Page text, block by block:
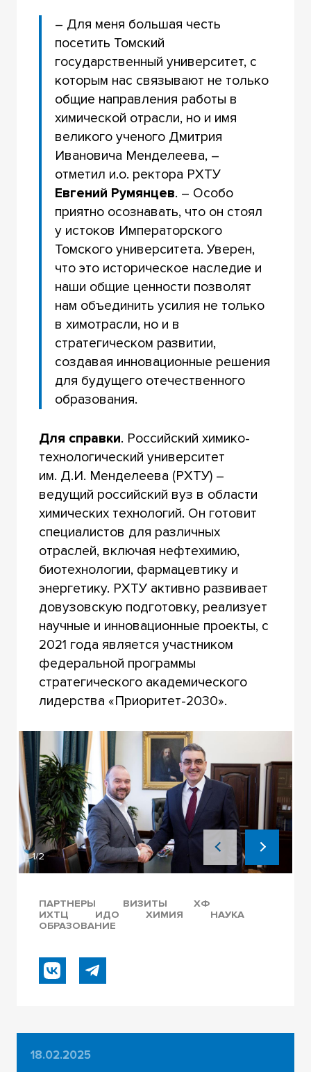
– Для меня большая честь
посетить Томский
государственный университет, с
которым нас связывают не только
общие направления работы в
химической отрасли, но и имя
великого ученого Дмитрия
Ивановича Менделеева, –
отметил и.о. ректора РХТУ
Евгений Румянцев. – Особо
приятно осознавать, что он стоял
у истоков Императорского
Томского университета. Уверен,
что это историческое наследие и
наши общие ценности позволят
нам объединить усилия не только
в химотрасли, но и в
стратегическом развитии,
создавая инновационные решения
для будущего отечественного
образования.
Для справки. Российский химико-
технологический университет
им. Д.И. Менделеева (РХТУ) –
ведущий российский вуз в области
химических технологий. Он готовит
специалистов для различных
отраслей, включая нефтехимию,
биотехнологии, фармацевтику и
энергетику. РХТУ активно развивает
довузовскую подготовку, реализует
научные и инновационные проекты, с
2021 года является участником
федеральной программы
стратегического академического
лидерства «Приоритет-2030».
1/2
ПАРТНЕРЫ ВИЗИТЫ
ХФ
ИХТЦ
ИДО ХИМИЯ
НАУКА
ОБРАЗОВАНИЕ
18.02.2025